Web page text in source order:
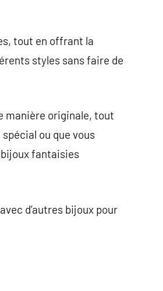
tout en offrant la
styles sans faire de
manière originale, tout
ou que vous
fantaisies
d’autres bijoux pour